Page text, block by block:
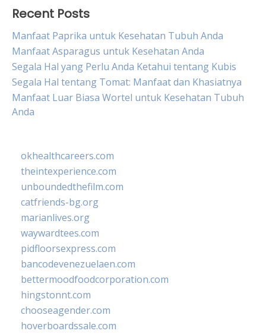
Recent Posts
Manfaat Paprika untuk Kesehatan Tubuh Anda
Manfaat Asparagus untuk Kesehatan Anda
Segala Hal yang Perlu Anda Ketahui tentang Kubis
Segala Hal tentang Tomat: Manfaat dan Khasiatnya
Manfaat Luar Biasa Wortel untuk Kesehatan Tubuh
Anda
okhealthcareers.com
theintexperience.com
unboundedthefilm.com
catfriends-bg.org
marianlives.org
waywardtees.com
pidfloorsexpress.com
bancodevenezuelaen.com
bettermoodfoodcorporation.com
hingstonnt.com
chooseagender.com
hoverboardssale.com